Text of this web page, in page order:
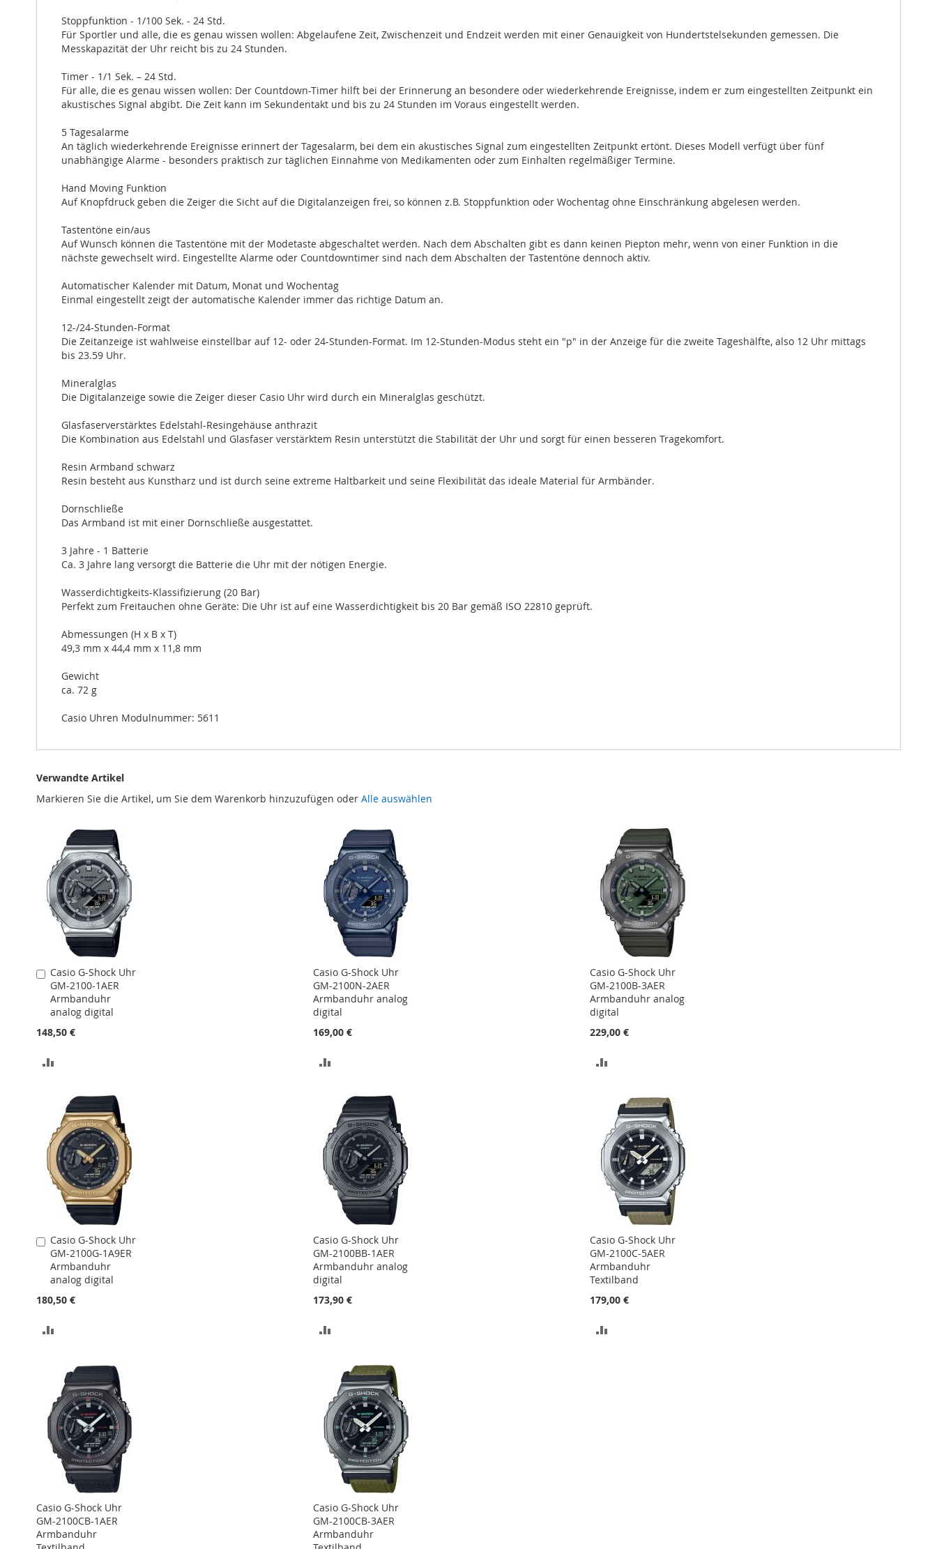
Stoppfunktion - 1/100 Sek. - 24 Std.
Für Sportler und alle, die es genau wissen wollen: Abgelaufene Zeit, Zwischenzeit und Endzeit werden mit einer Genauigkeit von Hundertstelsekunden gemessen. Die
Messkapazität der Uhr reicht bis zu 24 Stunden.
Timer - 1/1 Sek. – 24 Std.
Für alle, die es genau wissen wollen: Der Countdown-Timer hilft bei der Erinnerung an besondere oder wiederkehrende Ereignisse, indem er zum eingestellten Zeitpunkt ein
akustisches Signal abgibt. Die Zeit kann im Sekundentakt und bis zu 24 Stunden im Voraus eingestellt werden.
5 Tagesalarme
An täglich wiederkehrende Ereignisse erinnert der Tagesalarm, bei dem ein akustisches Signal zum eingestellten Zeitpunkt ertönt. Dieses Modell verfügt über fünf
unabhängige Alarme - besonders praktisch zur täglichen Einnahme von Medikamenten oder zum Einhalten regelmäßiger Termine.
Hand Moving Funktion
Auf Knopfdruck geben die Zeiger die Sicht auf die Digitalanzeigen frei, so können z.B. Stoppfunktion oder Wochentag ohne Einschränkung abgelesen werden.
Tastentöne ein/aus
Auf Wunsch können die Tastentöne mit der Modetaste abgeschaltet werden. Nach dem Abschalten gibt es dann keinen Piepton mehr, wenn von einer Funktion in die
nächste gewechselt wird. Eingestellte Alarme oder Countdowntimer sind nach dem Abschalten der Tastentöne dennoch aktiv.
Automatischer Kalender mit Datum, Monat und Wochentag
Einmal eingestellt zeigt der automatische Kalender immer das richtige Datum an.
12-/24-Stunden-Format
Die Zeitanzeige ist wahlweise einstellbar auf 12- oder 24-Stunden-Format. Im 12-Stunden-Modus steht ein "p" in der Anzeige für die zweite Tageshälfte, also 12 Uhr mittags
bis 23.59 Uhr.
Mineralglas
Die Digitalanzeige sowie die Zeiger dieser Casio Uhr wird durch ein Mineralglas geschützt.
Glasfaserverstärktes Edelstahl-Resingehäuse anthrazit
Die Kombination aus Edelstahl und Glasfaser verstärktem Resin unterstützt die Stabilität der Uhr und sorgt für einen besseren Tragekomfort.
Resin Armband schwarz
Resin besteht aus Kunstharz und ist durch seine extreme Haltbarkeit und seine Flexibilität das ideale Material für Armbänder.
Dornschließe
Das Armband ist mit einer Dornschließe ausgestattet.
3 Jahre - 1 Batterie
Ca. 3 Jahre lang versorgt die Batterie die Uhr mit der nötigen Energie.
Wasserdichtigkeits-Klassifizierung (20 Bar)
Perfekt zum Freitauchen ohne Geräte: Die Uhr ist auf eine Wasserdichtigkeit bis 20 Bar gemäß ISO 22810 geprüft.
Abmessungen (H x B x T)
49,3 mm x 44,4 mm x 11,8 mm
Gewicht
ca. 72 g
Casio Uhren Modulnummer: 5611
Verwandte Artikel
Markieren Sie die Artikel, um Sie dem Warenkorb hinzuzufügen oder Alle auswählen
Casio G-Shock Uhr
GM-2100-1AER
Armbanduhr
analog digital
148,50 €
In
den
Warenkorb
HINZUFÜGEN
Casio G-Shock Uhr
GM-2100N-2AER
Armbanduhr analog
digital
169,00 €
HINZUFÜGEN
Casio G-Shock Uhr
GM-2100B-3AER
Armbanduhr analog
digital
229,00 €
HINZUFÜGEN
Casio G-Shock Uhr
GM-2100G-1A9ER
Armbanduhr
analog digital
180,50 €
In
den
Warenkorb
HINZUFÜGEN
Casio G-Shock Uhr
GM-2100BB-1AER
Armbanduhr analog
digital
173,90 €
HINZUFÜGEN
Casio G-Shock Uhr
GM-2100C-5AER
Armbanduhr
Textilband
179,00 €
Casio G-Shock Uhr
GM-2100CB-1AER
Armbanduhr
Casio G-Shock Uhr
GM-2100CB-3AER
Armbanduhr